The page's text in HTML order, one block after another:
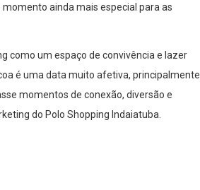
ainda mais especial para as
como um espaço de convivência e lazer
é uma data muito afetiva, principalmente
momentos de conexão, diversão e
do Polo Shopping Indaiatuba.